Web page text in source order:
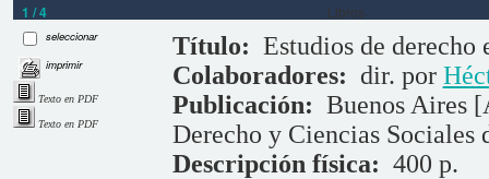
1 / 4 Libros
seleccionar
imprimir
Texto en PDF
Texto en PDF
Título: Estudios de derecho
Colaboradores: dir. por
Publicación: Buenos Aires
Derecho y Ciencias Sociales
Descripción física: 400 p.